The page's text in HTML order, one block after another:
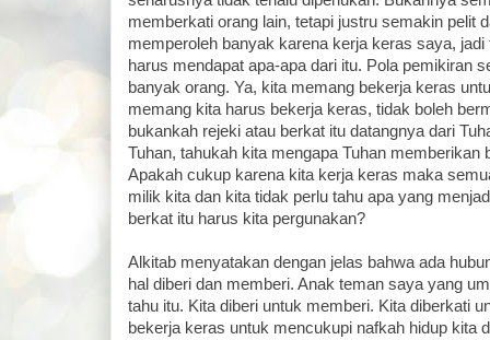
memberkati orang lain, tetapi justru semakin pelit
memperoleh banyak karena kerja keras saya, jadi
harus mendapat apa-apa dari itu. Pola pemikiran
banyak orang. Ya, kita memang bekerja keras
memang kita harus bekerja keras, tidak boleh
bukankah rejeki atau berkat itu datangnya dari
Tuhan, tahukah kita mengapa Tuhan memberikan
Apakah cukup karena kita kerja keras maka
milik kita dan kita tidak perlu tahu apa yang
berkat itu harus kita pergunakan?
Alkitab menyatakan dengan jelas bahwa ada
hal diberi dan memberi. Anak teman saya yang
tahu itu. Kita diberi untuk memberi. Kita diberkati
bekerja keras untuk mencukupi nafkah hidup kita